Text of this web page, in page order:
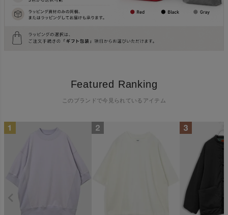
Featured Ranking
このブランドで今見られているアイテム